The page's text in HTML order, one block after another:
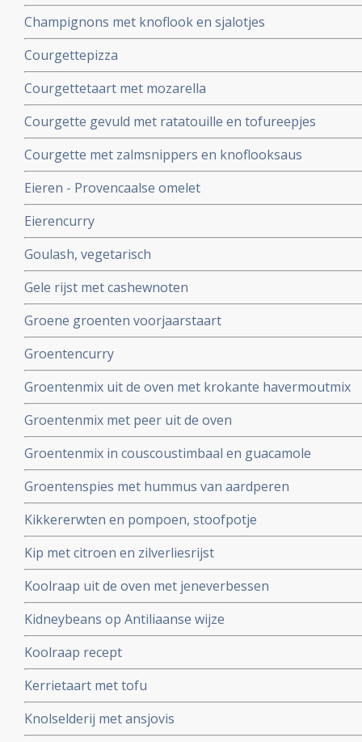
Champignons met knoflook en sjalotjes
Courgettepizza
Courgettetaart met mozarella
Courgette gevuld met ratatouille en tofureepjes
Courgette met zalmsnippers en knoflooksaus
Eieren - Provencaalse omelet
Eierencurry
Goulash, vegetarisch
Gele rijst met cashewnoten
Groene groenten voorjaarstaart
Groentencurry
Groentenmix uit de oven met krokante havermoutmix
Groentenmix met peer uit de oven
Groentenmix in couscoustimbaal en guacamole
Groentenspies met hummus van aardperen
Kikkererwten en pompoen, stoofpotje
Kip met citroen en zilverliesrijst
Koolraap uit de oven met jeneverbessen
Kidneybeans op Antiliaanse wijze
Koolraap recept
Kerrietaart met tofu
Knolselderij met ansjovis